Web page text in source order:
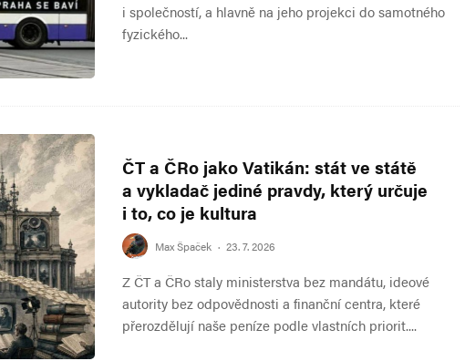
i společností, a hlavně na jeho projekci do samotného
fyzického...
ČT a ČRo jako Vatikán: stát ve státě
a vykladač jediné pravdy, který určuje
i to, co je kultura
Max Špaček · 23. 7. 2026
Z ČT a ČRo staly ministerstva bez mandátu, ideové
autority bez odpovědnosti a finanční centra, které
přerozdělují naše peníze podle vlastních priorit....